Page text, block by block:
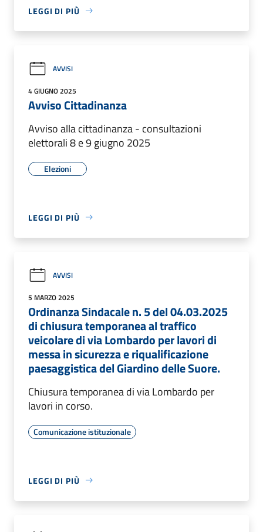
LEGGI DI PIÙ
AVVISI
4 GIUGNO 2025
Avviso Cittadinanza
Avviso alla cittadinanza - consultazioni
elettorali 8 e 9 giugno 2025
Elezioni
LEGGI DI PIÙ
AVVISI
5 MARZO 2025
Ordinanza Sindacale n. 5 del 04.03.2025
di chiusura temporanea al traffico
veicolare di via Lombardo per lavori di
messa in sicurezza e riqualificazione
paesaggistica del Giardino delle Suore.
Chiusura temporanea di via Lombardo per
lavori in corso.
Comunicazione istituzionale
LEGGI DI PIÙ